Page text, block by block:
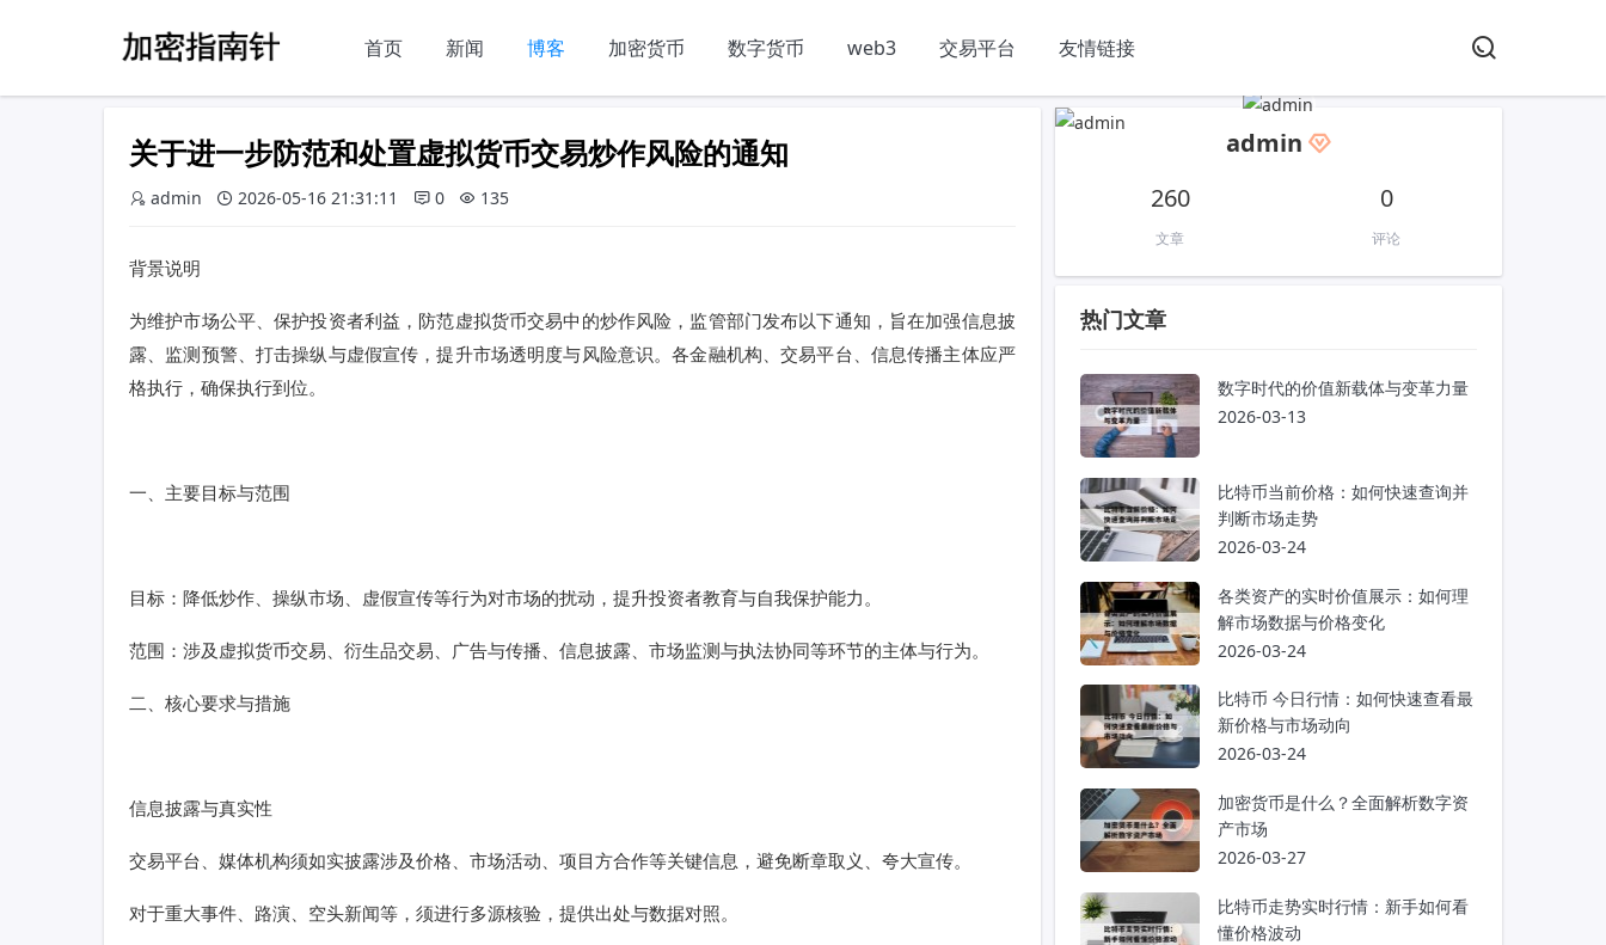
首页 新闻 博客 加密货币 数字货币 web3 交易平台 友情链接
关于进一步防范和处置虚拟货币交易炒作风险的通知
admin 2026-05-16 21:31:11 0 135
背景说明
为维护市场公平、保护投资者利益，防范虚拟货币交易中的炒作风险，监管部门发布以下通知，旨在加强信息披
露、监测预警、打击操纵与虚假宣传，提升市场透明度与风险意识。各金融机构、交易平台、信息传播主体应严
格执行，确保执行到位。
一、主要目标与范围
目标：降低炒作、操纵市场、虚假宣传等行为对市场的扰动，提升投资者教育与自我保护能力。
范围：涉及虚拟货币交易、衍生品交易、广告与传播、信息披露、市场监测与执法协同等环节的主体与行为。
二、核心要求与措施
信息披露与真实性
交易平台、媒体机构须如实披露涉及价格、市场活动、项目方合作等关键信息，避免断章取义、夸大宣传。
对于重大事件、路演、空头新闻等，须进行多源核验，提供出处与数据对照。
admin
260
文章
0
评论
热门文章
数字时代的价值新载体与变革力量
2026-03-13
比特币当前价格：如何快速查询并
判断市场走势
2026-03-24
各类资产的实时价值展示：如何理
解市场数据与价格变化
2026-03-24
比特币 今日行情：如何快速查看最
新价格与市场动向
2026-03-24
加密货币是什么？全面解析数字资
产市场
2026-03-27
比特币走势实时行情：新手如何看
懂价格波动